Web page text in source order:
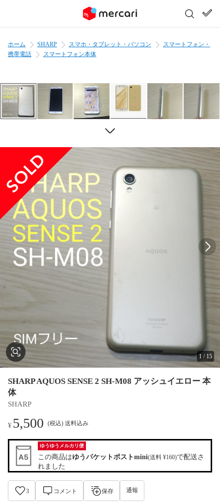
ホーム SHARP スマホ・タブレット・パソコン
スマートフォン・
携帯電話
スマートフォン本体
1 / 15
SHARP AQUOS SENSE 2 SH-M08 アッシュイエロー 本
体
SHARP
¥5,500 (税込) 送料込み
ゆうゆうメルカリ便
この商品はゆうパケットポストmini(送料 ¥160)で配送さ
れました
3 コメント 保存 通報